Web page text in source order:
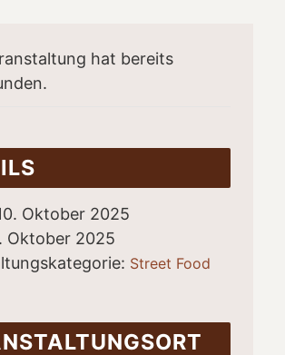
hat bereits
Oktober 2025
Oktober 2025
Street Food